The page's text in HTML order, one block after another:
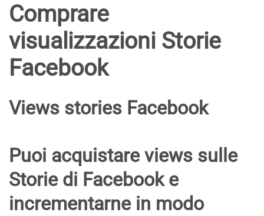
Comprare
visualizzazioni Storie
Facebook
Views stories Facebook
Puoi acquistare views sulle
Storie di Facebooke
incrementarne in modo